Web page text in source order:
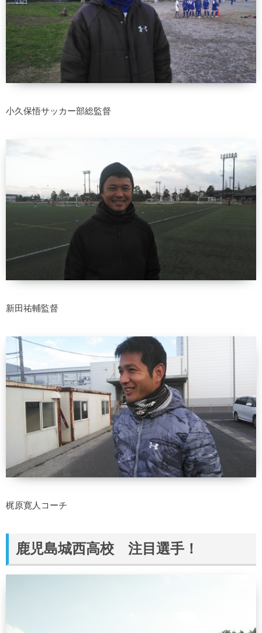
小久保悟サッカー部総監督
新田祐輔監督
梶原寛人コーチ
鹿児島城西高校 注目選手！